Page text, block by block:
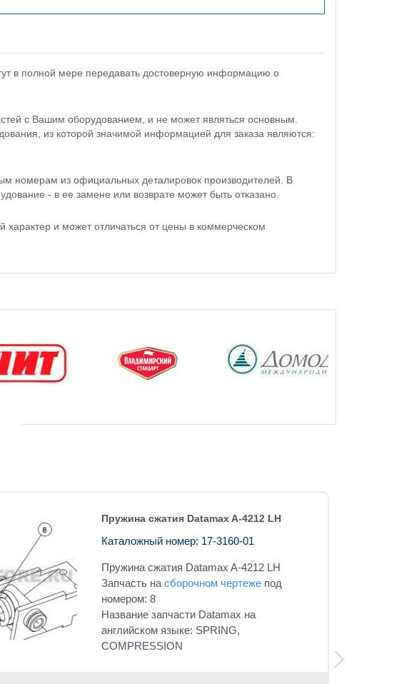
в полной мере передавать достоверную информацию о
с Вашим оборудованием, и не может являться основным.
из которой значимой информацией для заказа являются:
номерам из официальных деталировок производителей. В
- в ее замене или возврате может быть отказано.
и может отличаться от цены в коммерческом
Пружина сжатия Datamax A-4212 LH
Каталожный номер: 17-3160-01
Пружина сжатия Datamax A-4212 LH
Запчасть на сборочном чертежепод
номером: 8
Название запчасти Datamax на
английском языке: SPRING,
COMPRESSION